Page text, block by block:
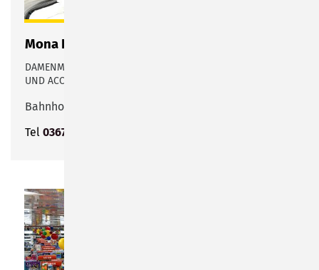
Mona Lisa - ganz groß in Mode
DAMENMODE IN DEN GRÖSSEN 38 BIS 52 SOWIE TASCHEN U
ND ACCESSOIRES
Bahnhofstraße 50
Tel 03675 806345